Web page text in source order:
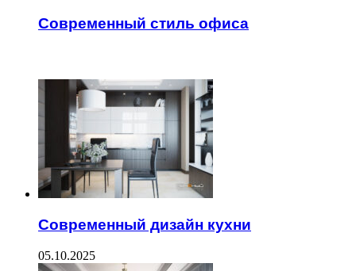
Современный стиль офиса
Современный дизайн кухни
05.10.2025